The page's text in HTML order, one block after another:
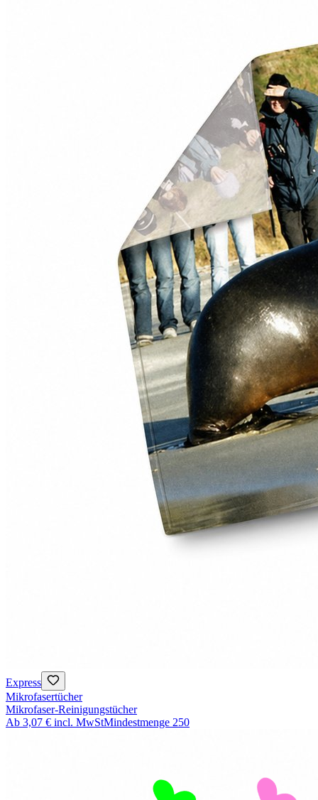
Express
Mikrofasertücher
Mikrofaser-Reinigungstücher
Ab 3,07 € incl. MwStMindestmenge 250